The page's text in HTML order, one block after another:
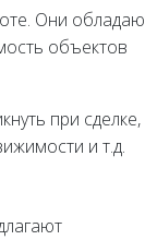
Они
объектов
при сделке,
и т.д.